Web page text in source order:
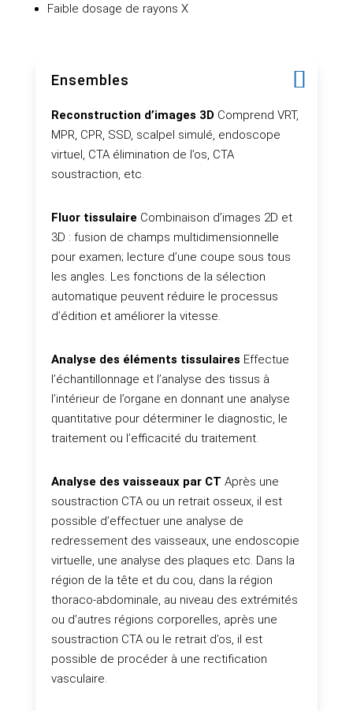
Faible dosage de rayons X
Ensembles
Reconstruction d’images 3D Comprend VRT,
MPR, CPR, SSD, scalpel simulé, endoscope
virtuel, CTA élimination de l’os, CTA
soustraction, etc.
Fluor tissulaire Combinaison d’images 2D et
3D : fusion de champs multidimensionnelle
pour examen; lecture d’une coupe sous tous
les angles. Les fonctions de la sélection
automatique peuvent réduire le processus
d’édition et améliorer la vitesse.
Analyse des éléments tissulaires Effectue
l’échantillonnage et l’analyse des tissus à
l’intérieur de l’organe en donnant une analyse
quantitative pour déterminer le diagnostic, le
traitement ou l’efficacité du traitement.
Analyse des vaisseaux par CT Après une
soustraction CTA ou un retrait osseux, il est
possible d’effectuer une analyse de
redressement des vaisseaux, une endoscopie
virtuelle, une analyse des plaques etc. Dans la
région de la tête et du cou, dans la région
thoraco-abdominale, au niveau des extrémités
ou d’autres régions corporelles, après une
soustraction CTA ou le retrait d’os, il est
possible de procéder à une rectification
vasculaire.